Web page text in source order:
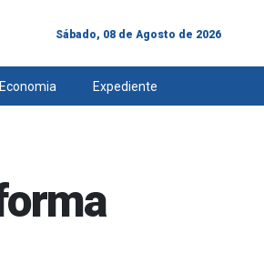
Sábado, 08 de Agosto de 2026
Economia Expediente